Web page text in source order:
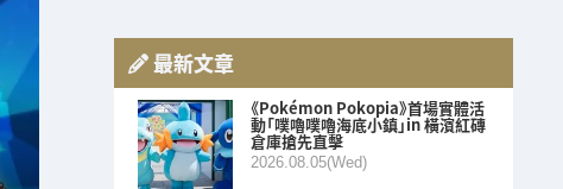
最新文章
《Pokémon Pokopia》首場實體活
動「噗嚕噗嚕海底小鎮」in 橫濱紅磚
倉庫搶先直擊
2026.08.05(Wed)